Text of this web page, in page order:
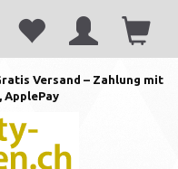
Versand – Zahlung mit
ay